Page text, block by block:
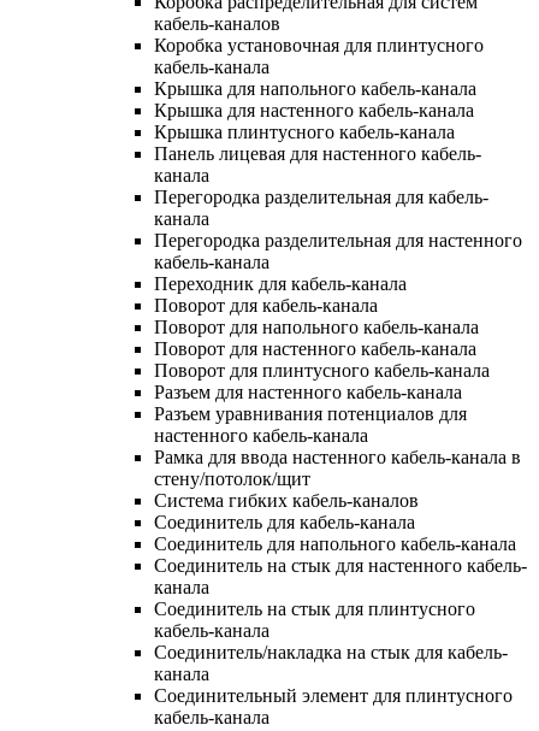
кабель-каналов
Коробка установочная для плинтусного
кабель-канала
Крышка для напольного кабель-канала
Крышка для настенного кабель-канала
Крышка плинтусного кабель-канала
Панель лицевая для настенного кабель-
канала
Перегородка разделительная для кабель-
канала
Перегородка разделительная для настенного
кабель-канала
Переходник для кабель-канала
Поворот для кабель-канала
Поворот для напольного кабель-канала
Поворот для настенного кабель-канала
Поворот для плинтусного кабель-канала
Разъем для настенного кабель-канала
Разъем уравнивания потенциалов для
настенного кабель-канала
Рамка для ввода настенного кабель-канала в
стену/потолок/щит
Система гибких кабель-каналов
Соединитель для кабель-канала
Соединитель для напольного кабель-канала
Соединитель на стык для настенного кабель-
канала
Соединитель на стык для плинтусного
кабель-канала
Соединитель/накладка на стык для кабель-
канала
Соединительный элемент для плинтусного
кабель-канала